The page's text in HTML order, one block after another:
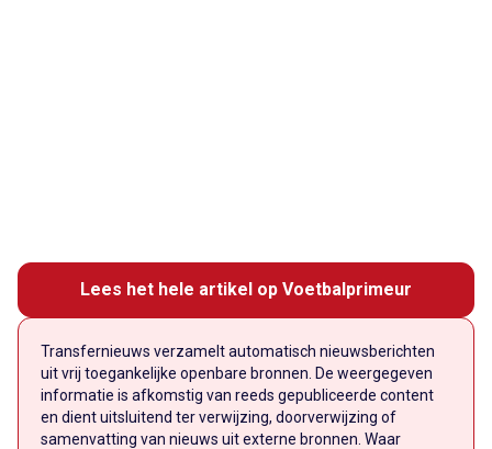
Lees het hele artikel op Voetbalprimeur
Transfernieuws verzamelt automatisch nieuwsberichten
uit vrij toegankelijke openbare bronnen. De weergegeven
informatie is afkomstig van reeds gepubliceerde content
en dient uitsluitend ter verwijzing, doorverwijzing of
samenvatting van nieuws uit externe bronnen. Waar